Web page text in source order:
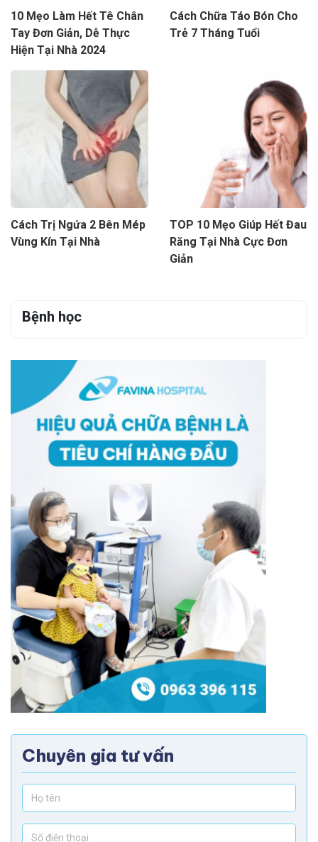
10 Mẹo Làm Hết Tê Chân
Tay Đơn Giản, Dễ Thực
Hiện Tại Nhà 2024
Cách Chữa Táo Bón Cho
Trẻ 7 Tháng Tuổi
Cách Trị Ngứa 2 Bên Mép
Vùng Kín Tại Nhà
TOP 10 Mẹo Giúp Hết Đau
Răng Tại Nhà Cực Đơn
Giản
Bệnh học
Chuyên gia tư vấn